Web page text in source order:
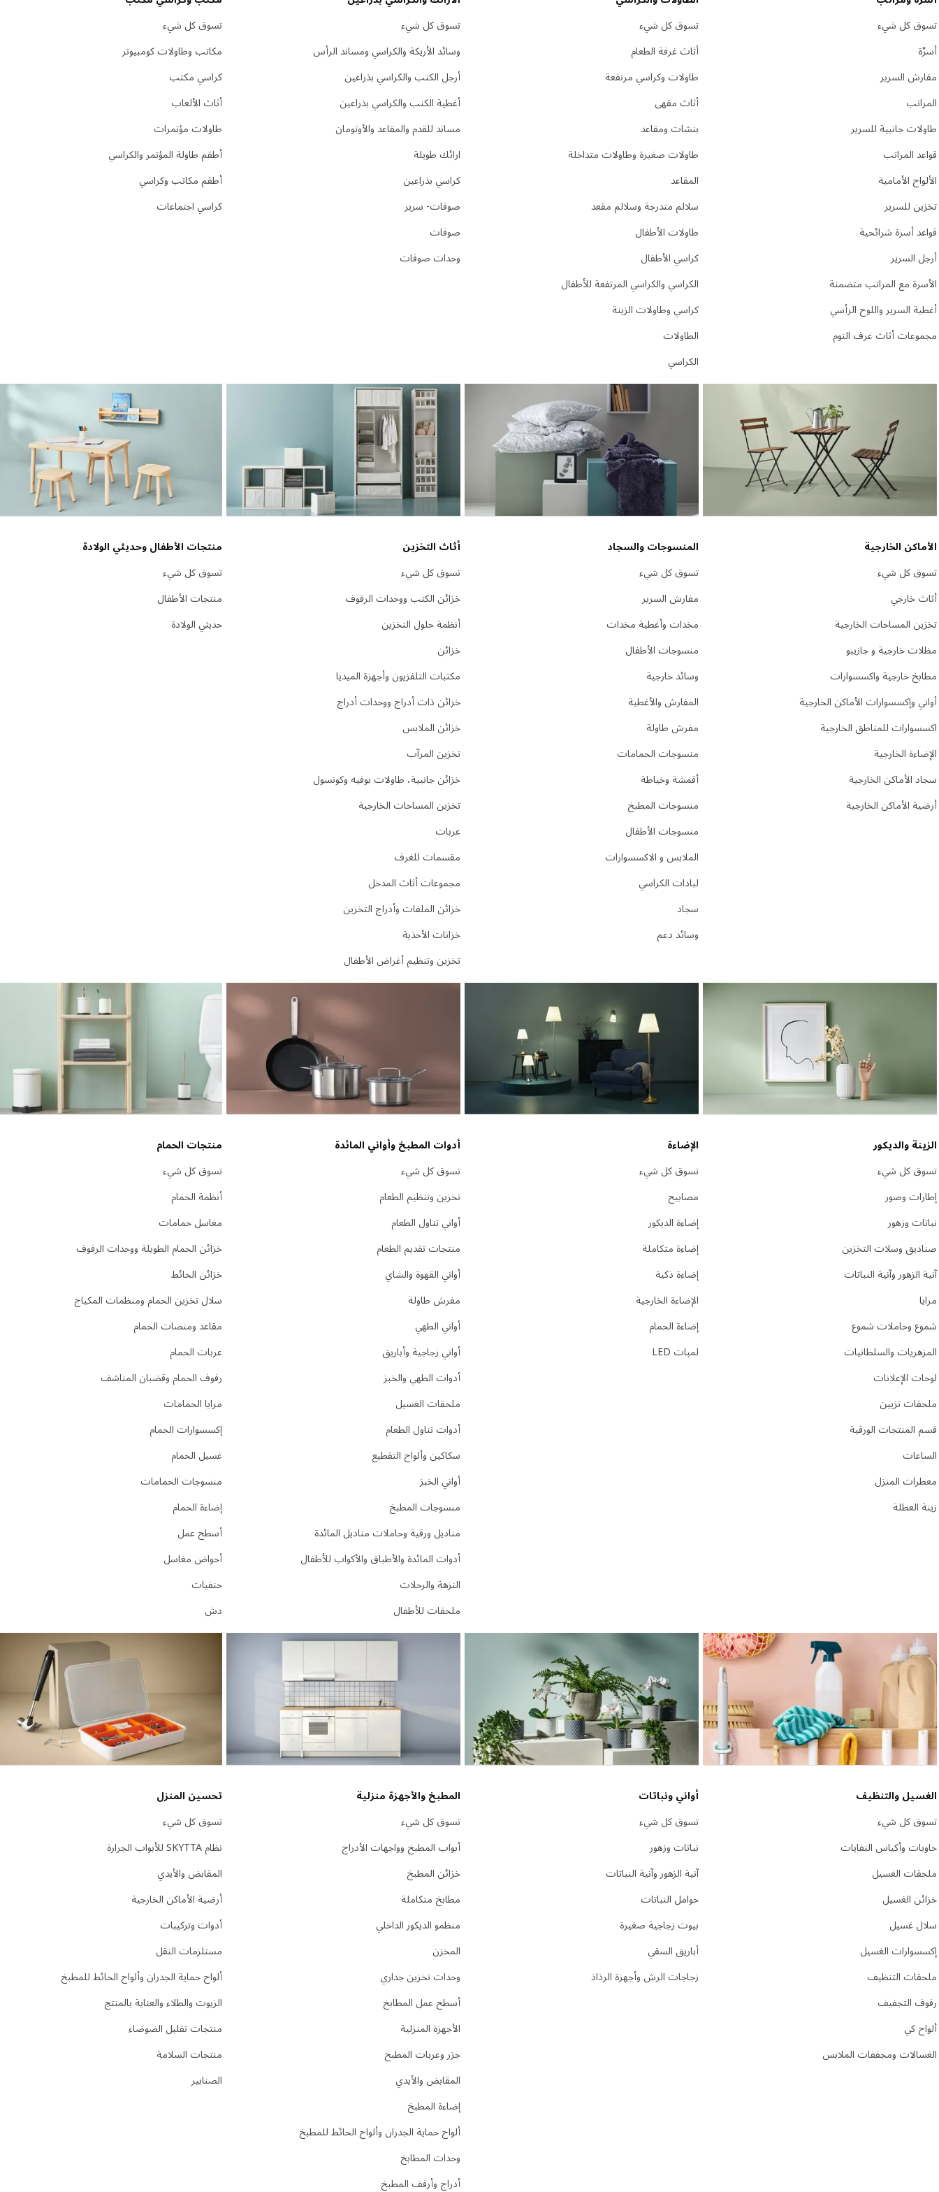
تسوق كل شيء
أسرٌة
مفارش السرير
المراتب
طاولات جانبية للسرير
قواعد المراتب
الألواح الأمامية
تخزين للسرير
قواعد أسرة شرائحية
أرجل السرير
الأسرة مع المراتب متضمنة
أغطية السرير واللوح الرأسي
مجموعات أثاث غرف النوم
تسوق كل شيء
أثاث غرفة الطعام
طاولات وكراسي مرتفعة
أثاث مقهى
بنشات ومقاعد
طاولات صغيرة وطاولات متداخلة
المقاعد
سلالم متدرجة وسلالم مقعد
طاولات الأطفال
كراسي الأطفال
الكراسي والكراسي المرتفعة للأطفال
كراسي وطاولات الزينة
الطاولات
الكراسي
تسوق كل شيء
وسائد الأريكة والكراسي ومساند الرأس
أرجل الكنب والكراسي بذراعين
أغطية الكنب والكراسي بذراعين
مساند للقدم والمقاعد والأوتومان
ارائك طويلة
كراسي بذراعين
صوفات- سرير
صوفات
وحدات صوفات
تسوق كل شيء
مكاتب وطاولات كومبيوتر
كراسي مكتب
أثاث الألعاب
طاولات مؤتمرات
أطقم طاولة المؤتمر والكراسي
أطقم مكاتب وكراسي
كراسي اجتماعات
الأماكن الخارجية
تسوق كل شيء
أثاث خارجي
تخزين المساحات الخارجية
مظلات خارجية و جازيبو
مطابخ خارجية واكسسوارات
أواني وإكسسوارات الأماكن الخارجية
اكسسوارات للمناطق الخارجية
الإضاءة الخارجية
سجاد الأماكن الخارجية
أرضية الأماكن الخارجية
المنسوجات والسجاد
تسوق كل شيء
مفارش السرير
مخدات وأغطية مخدات
منسوجات الأطفال
وسائد خارجية
المفارش والأغطية
مفرش طاولة
منسوجات الحمامات
أقمشة وخياطة
منسوجات المطبخ
منسوجات الأطفال
الملابس و الاكسسوارات
لبادات الكراسي
سجاد
وسائد دعم
أثاث التخزين
تسوق كل شيء
خزائن الكتب ووحدات الرفوف
أنظمة حلول التخزين
خزائن
مكتبات التلفزيون وأجهزة الميديا
خزائن ذات أدراج ووحدات أدراج
خزائن الملابس
تخزين المرآب
خزائن جانبية، طاولات بوفيه وكونسول
تخزين المساحات الخارجية
عربات
مقسمات للغرف
مجموعات أثاث المدخل
خزائن الملفات وأدراج التخزين
خزانات الأحذية
تخزين وتنظيم أغراض الأطفال
منتجات الأطفال وحديثي الولادة
تسوق كل شيء
منتجات الأطفال
حديثي الولادة
الزينة والديكور
تسوق كل شيء
إطارات وصور
نباتات وزهور
صناديق وسلات التخزين
آنية الزهور وآنية النباتات
مرايا
شموع وحاملات شموع
المزهريات والسلطانيات
لوحات الإعلانات
ملحقات تزيين
قسم المنتجات الورقية
الساعات
معطرات المنزل
زينة العطلة
الإضاءة
تسوق كل شيء
مصابيح
إضاءة الديكور
إضاءة متكاملة
إضاءة ذكية
الإضاءة الخارجية
إضاءة الحمام
لمبات LED
أدوات المطبخ وأواني المائدة
تسوق كل شيء
تخزين وتنظيم الطعام
أواني تناول الطعام
منتجات تقديم الطعام
أواني القهوة والشاي
مفرش طاولة
أواني الطهي
أواني زجاجية وأباريق
أدوات الطهي والخبز
ملحقات الغسيل
أدوات تناول الطعام
سكاكين وألواح التقطيع
أواني الخبز
منسوجات المطبخ
مناديل ورقية وحاملات مناديل المائدة
أدوات المائدة والأطباق والأكواب للأطفال
النزهة والرحلات
ملحقات للأطفال
منتجات الحمام
تسوق كل شيء
أنظمة الحمام
مغاسل حمامات
خزائن الحمام الطويلة ووحدات الرفوف
خزائن الحائط
سلال تخزين الحمام ومنظمات المكياج
مقاعد ومنصات الحمام
عربات الحمام
رفوف الحمام وقضبان المناشف
مرايا الحمامات
إكسسوارات الحمام
غسيل الحمام
منسوجات الحمامات
إضاءة الحمام
أسطح عمل
أحواض مغاسل
حنفيات
دش
الغسيل والتنظيف
تسوق كل شيء
حاويات وأكياس النفايات
ملحقات الغسيل
خزائن الغسيل
سلال غسيل
إكسسوارات الغسيل
ملحقات التنظيف
رفوف التجفيف
ألواح كي
الغسالات ومجففات الملابس
أواني ونباتات
تسوق كل شيء
نباتات وزهور
آنية الزهور وآنية النباتات
حوامل النباتات
بيوت زجاجية صغيرة
أباريق السقي
زجاجات الرش وأجهزة الرذاذ
المطبخ والأجهزة منزلية
تسوق كل شيء
أبواب المطبخ وواجهات الأدراج
خزائن المطبخ
مطابخ متكاملة
منظمو الديكور الداخلي
المخزن
وحدات تخزين جداري
أسطح عمل المطابخ
الأجهزة المنزلية
جزر وعربات المطبخ
المقابض والأيدي
إضاءة المطبخ
ألواح حماية الجدران وألواح الحائط للمطبخ
وحدات المطابخ
أدراج وأرفف المطبخ
تحسين المنزل
تسوق كل شيء
نظام SKYTTA للأبواب الجرارة
المقابض والأيدي
أرضية الأماكن الخارجية
أدوات وتركيبات
مستلزمات النقل
ألواح حماية الجدران وألواح الحائط للمطبخ
الزيوت والطلاء والعناية بالمنتج
منتجات تقليل الضوضاء
منتجات السلامة
الصنابير